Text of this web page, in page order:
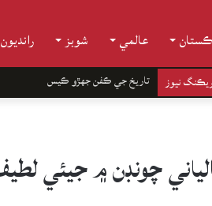
عالمي شوبز رانديون
نيوز تاريخ جي ڪفن جھڙو ڪيس
چونڊن ۾ جيئي لطيف